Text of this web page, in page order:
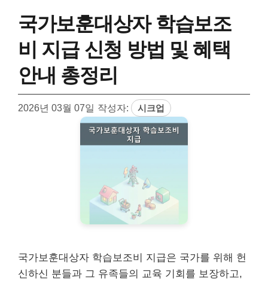
국가보훈대상자 학습보조
비 지급 신청 방법 및 혜택
안내 총정리
2026년 03월 07일 작성자: 시크업
국가보훈대상자 학습보조비 지급은 국가를 위해 헌
신하신 분들과 그 유족들의 교육 기회를 보장하고,